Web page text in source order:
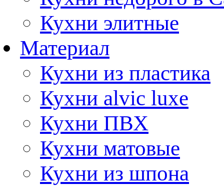
Кухни элитные
Материал
Кухни из пластика
Кухни alvic luxe
Кухни ПВХ
Кухни матовые
Кухни из шпона